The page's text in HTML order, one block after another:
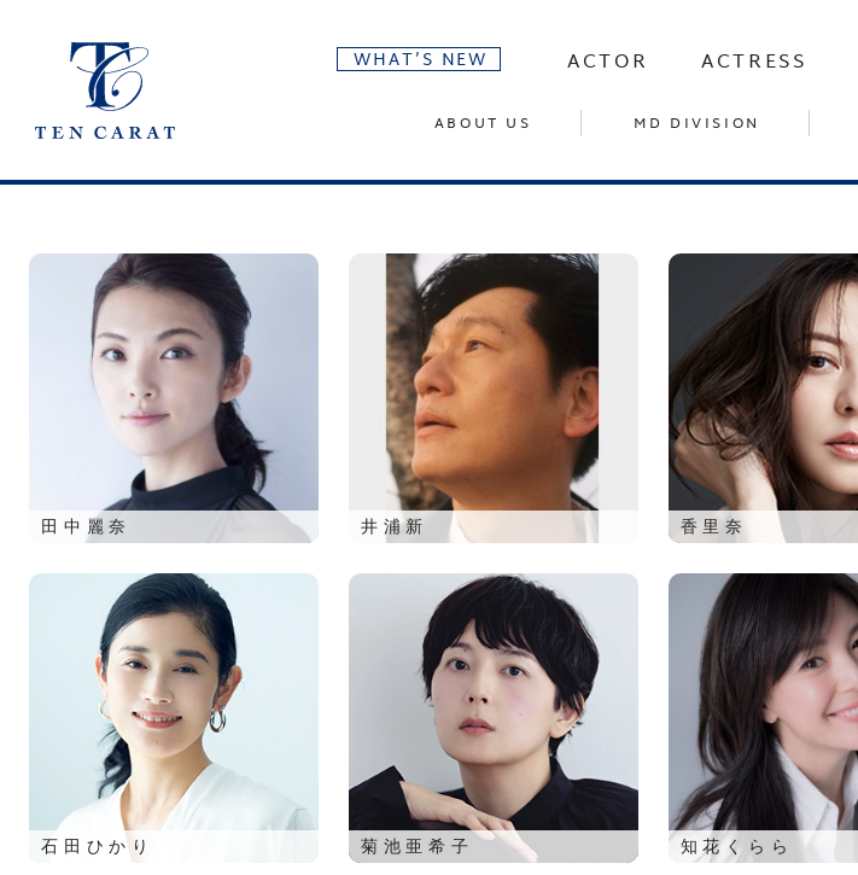
WHAT’S NEW ACTOR ACTRESS
ABOUT US MD DIVISION
田中麗奈 井浦新 香里奈
石田ひかり 菊池亜希子 知花くらら